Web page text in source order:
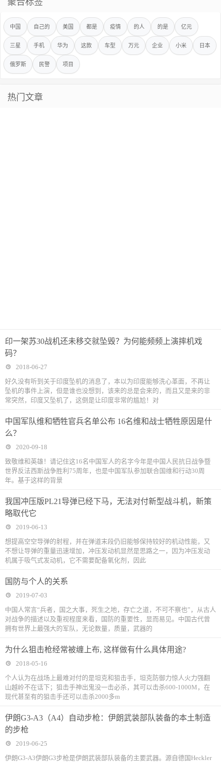
聚合标签
中国 自己的 美国 都是 疫情 的人 的是 亿元
三星 手机 华为 这款 车型 万元 企业 小米 日本
俄罗斯 民警 项目
热门文章
印一架苏30战机还未移交就坠毁？为何能频频上演摔机戏
码？
2018-06-27
好久没有听到关于印度坠机的消息了，本以为印度能够洗心革面，不再让
坠机的事件上演，但是谁也没想到，该来的总是会来的，而且又是来的非
常突然，印度又坠机了，这倒是让印度非常的尴尬！对
中国军队维和牺牲官兵名单公布 16名维和战士牺牲原因是什
么？
2020-09-18
致敬维和英雄！请记住这16名中国军人的名字今年是中国人民抗日战争暨
世界反法西斯战争胜利75周年，也是中国军队参加联合国维和行动30周
年。基于这样的背景
我国冲压版PL21导弹已经下马，无法对付新型战斗机，新策
略取代它
2019-06-13
想提高空空导弹的射程，并在弹道末段仍旧能够保持较好的机动性能，又
不想让导弹的重量迅速增加，冲压发动机显然是思路之一，因为冲压发动
机属于吸气式发动机，它不需要配备氧化剂，因此
国防与个人的关系
2019-07-03
中国人常言“兵者，国之大事，死生之地，存亡之道，不可不察也”，从古人
对战争的描述以及重视程度来看，国防的重要性，显而易见。中国古代曾
拥有世界上最强大的军队，无论数量，质量，武器的
为什么狙击枪经常被缠上布, 这样做有什么具体用途?
2018-05-16
个人认为在战场上最难对付的是坦克和狙击手，坦克防御力惊人火力强翻
山越岭不在话下；狙击手神出鬼没一击必杀，其可以击杀600-1000M，在
现代甚至有的狙击手还可以击杀2000多m
伊朗G3-A3（A4）自动步枪：伊朗武装部队装备的本土制造
的步枪
2019-06-25
伊朗G3-A3伊朗G3步枪是伊朗武装部队装备的主要武器。源自德国Heckler